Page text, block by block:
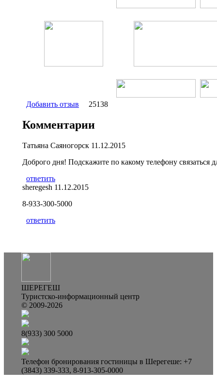
Добавить отзыв 25138
Комментарии
Татьяна Саяногорск 11.12.2015
Доброго дня! Подскажите по какому телефону
ответить
sheregesh 11.12.2015
8-933-300-5000
ответить
ШЕРЕГЕШ
Туристско-информационный центр
© 2009-2026
8(933) 300 5000
Телефон бронирования гостиницы в Шерегеше: +7
(3843) 339-333, 8-913-305-0000